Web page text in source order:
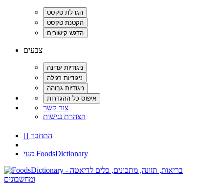
צבעים
צור קשר
הצהרת נגישות
 התחבר
מנוי FoodsDictionary